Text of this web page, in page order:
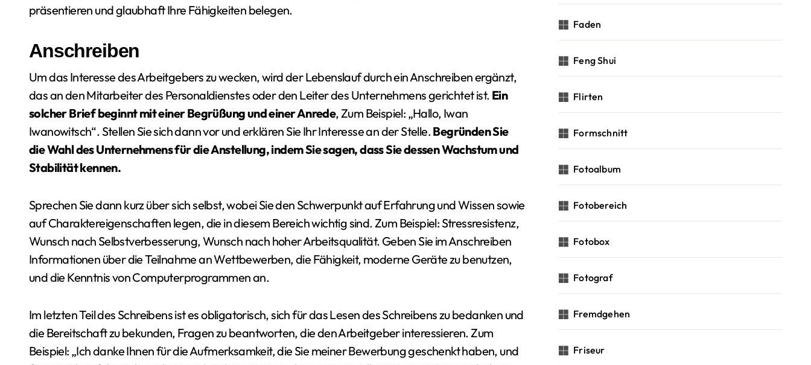
präsentieren und glaubhaft Ihre Fähigkeiten belegen.
Anschreiben
Um das Interesse des Arbeitgebers zu wecken, wird der Lebenslauf durch ein Anschreiben ergänzt,
das an den Mitarbeiter des Personaldienstes oder den Leiter des Unternehmens gerichtet ist. Ein
solcher Brief beginnt mit einer Begrüßung und einer Anrede, Zum Beispiel: „Hallo, Iwan
Iwanowitsch“. Stellen Sie sich dann vor und erklären Sie Ihr Interesse an der Stelle.Begründen Sie
die Wahl des Unternehmens für die Anstellung, indem Sie sagen, dass Sie dessen Wachstum und
Stabilität kennen.
Sprechen Sie dann kurz über sich selbst, wobei Sie den Schwerpunkt auf Erfahrung und Wissen sowie
auf Charaktereigenschaften legen, die in diesem Bereich wichtig sind. Zum Beispiel: Stressresistenz,
Wunsch nach Selbstverbesserung, Wunsch nach hoher Arbeitsqualität. Geben Sie im Anschreiben
Informationen über die Teilnahme an Wettbewerben, die Fähigkeit, moderne Geräte zu benutzen,
und die Kenntnis von Computerprogrammen an.
Im letzten Teil des Schreibens ist es obligatorisch, sich für das Lesen des Schreibens zu bedanken und
die Bereitschaft zu bekunden, Fragen zu beantworten, die den Arbeitgeber interessieren. Zum
Beispiel: „Ich danke Ihnen für die Aufmerksamkeit, die Sie meiner Bewerbung geschenkt haben, und
Faden
Feng Shui
Flirten
Formschnitt
Fotoalbum
Fotobereich
Fotobox
Fotograf
Fremdgehen
Friseur